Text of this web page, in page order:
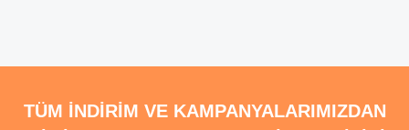
Ürün resmi kalitesiz, bozuk veya görüntülenemiyor.
TÜM İNDİRİM VE KAMPANYALARIMIZDAN